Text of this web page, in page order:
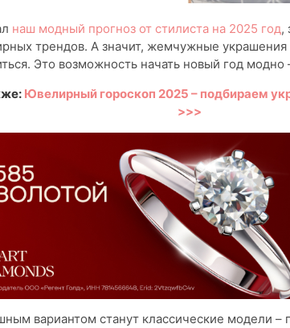
наш модный прогноз от стилиста на 2025 год,
трендов. А значит, жемчужные украшения
Это возможность начать новый год
Ювелирный гороскоп 2025 – подбираем
>>>
вариантом станут классические модели –